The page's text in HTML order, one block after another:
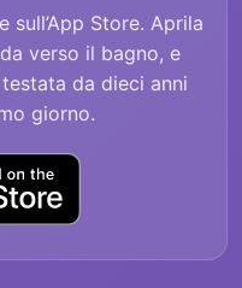
sull’App Store. Aprila
verso il bagno, e
da dieci anni
giorno.